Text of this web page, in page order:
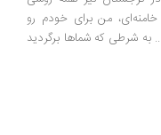
من برای خودم رو
که شماها برگردید